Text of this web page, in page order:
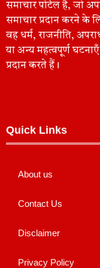
समाचार पोर्टल है, जो
समाचार प्रदान करने के
वह धर्म, राजनीति,
या अन्य महत्वपूर्ण
प्रदान करते हैं।
Quick Links
About us
Contact Us
Disclaimer
Privacy Policy